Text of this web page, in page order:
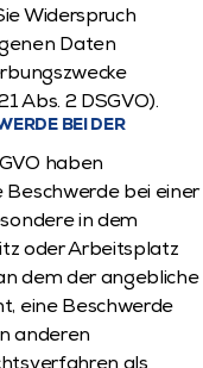
Widerspruch
Daten
Abs. 2 DSGVO).
BEI DER
haben
bei einer
in dem
oder Arbeitsplatz
dem der angebliche
eine Beschwerde
anderen